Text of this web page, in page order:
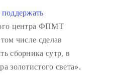
поддержать
центра ФПМТ
числе сделав
сборника сутр, в
золотистого света».